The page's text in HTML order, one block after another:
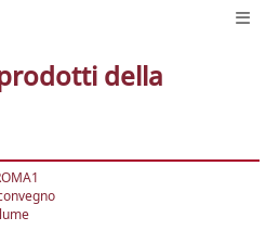
della